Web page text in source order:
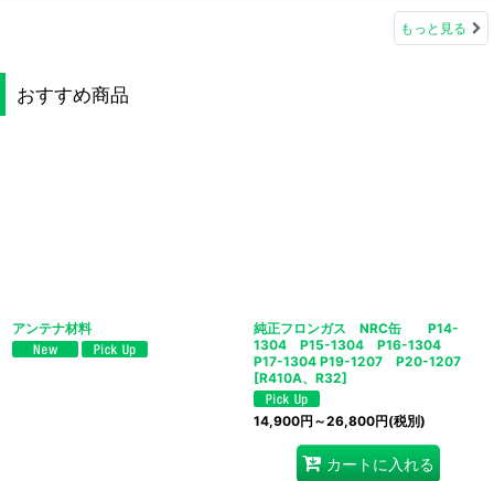
もっと見る
おすすめ商品
アンテナ材料
純正フロンガス NRC缶 P14-
1304 P15-1304 P16-1304
P17-1304 P19-1207 P20-1207
[R410A、R32]
14,900円 ～26,800円(税別)
カートに入れる